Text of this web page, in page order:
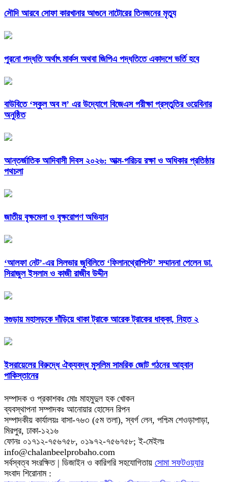
সৌদি আরবে সোফা কারখানার আগুনে নাটোরের তিনজনের মৃত্যু
পুরনো পদ্ধতি অর্থাৎ মার্কস অথবা জিপিএ পদ্ধতিতে একাদশে ভর্তি হবে
বাউবিতে ‘স্কুল অব ল’ এর উদ্যােগে বিজেএস পরীক্ষা প্রস্তুতির ওয়েবিনার
অনুষ্ঠিত
আন্তর্জাতিক আদিবাসী দিবস ২০২৬: আত্ম-পরিচয় রক্ষা ও অধিকার প্রতিষ্ঠার
পথচলা
জাতীয় বৃক্ষমেলা ও বৃক্ষরোপণ অভিযান
‘আলফা নেট’-এর সিলভার জুবিলিতে ‘ফিলানথ্রোপিস্ট’ সম্মাননা পেলেন ডা.
সিরাজুল ইসলাম ও কাজী রাজীব উদ্দীন
বগুড়ায় মহাসড়কে দাঁড়িয়ে থাকা ট্রাকে আরেক ট্রাকের ধাক্কা, নিহত ২
ইসরায়েলের বিরুদ্ধে ঐক্যবদ্ধ মুসলিম সামরিক জোট গঠনের আহ্বান
পাকিস্তানের
সম্পাদক ও প্রকাশকঃ মোঃ মাহমুদুল হক খোকন
ব্যবস্থাপনা সম্পাদকঃ আনোয়ার হোসেন রিপন
সম্পাদকীয় কার্যালয়ঃ বাসা-৭৬৩ (৫ম তলা), স্বর্গ লেন, পশ্চিম শেওড়াপাড়া,
মিরপুর, ঢাকা-১২১৬
ফোনঃ ০১৭১২-৭৫৬৭৫৮, ০১৯৭২-৭৫৬৭৫৮; ই-মেইলঃ
info@chalanbeelprobaho.com
সর্বস্বত্ব সংরক্ষিত | ডিজাইন ও কারিগরি সহযোগিতায় সোমা সফটওয়্যার
সংবাদ শিরোনাম :